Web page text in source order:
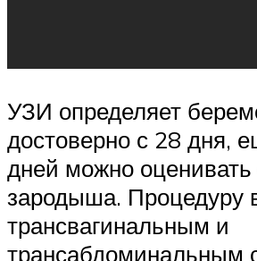
УЗИ определяет
достоверно с 28 дня,
дней можно оценивать
зародыша. Процедуру
трансвагинальным и
трансабдоминальным